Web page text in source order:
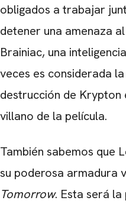
obligados a trabajar
detener una amenaza
Brainiac, una
veces es considerada
destrucción de Krypton
villano de la película.
También sabemos que
su poderosa armadura
Tomorrow. Esta será